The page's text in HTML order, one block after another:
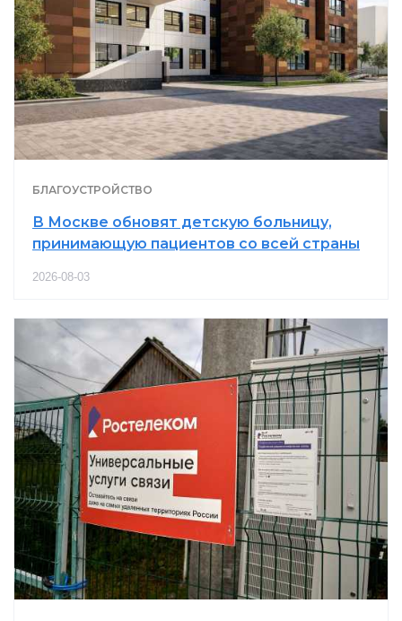
БЛАГОУСТРОЙСТВО
В Москве обновят детскую больницу,
принимающую пациентов со всей страны
2026-08-03